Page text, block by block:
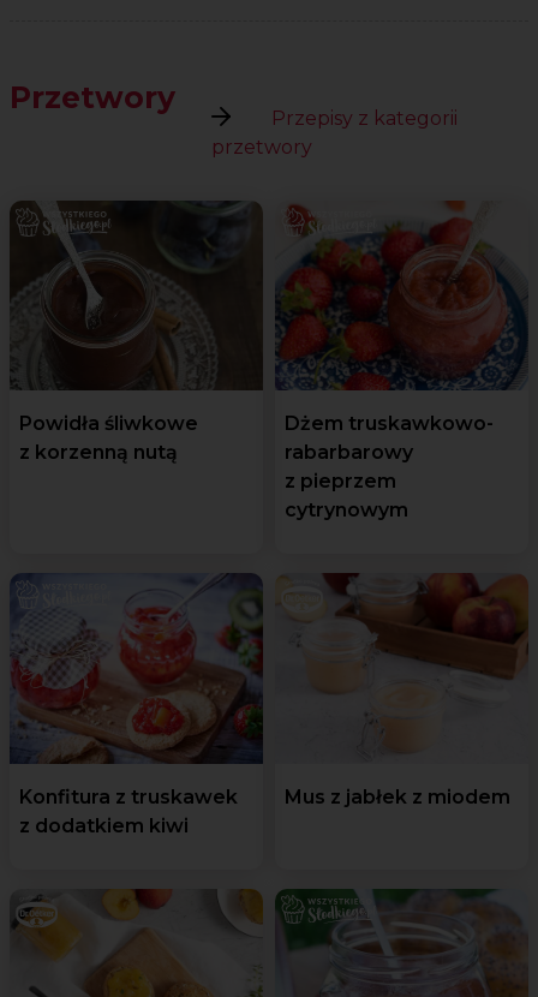
Przetwory
Przepisy z kategorii
przetwory
Powidła śliwkowe
z korzenną nutą
Dżem truskawkowo-
rabarbarowy
z pieprzem
cytrynowym
Konfitura z truskawek
z dodatkiem kiwi
Mus z jabłek z miodem